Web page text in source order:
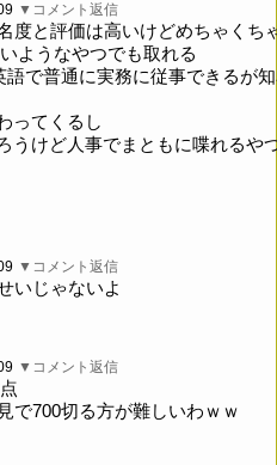
▼コメント返信
度と評価は高いけどめちゃくち
ようなやつでも取れる
語で普通に実務に従事できるが
ってくるし
うけど人事でまともに喋れるや
▼コメント返信
いじゃないよ
▼コメント返信
で700切る方が難しいわｗｗ